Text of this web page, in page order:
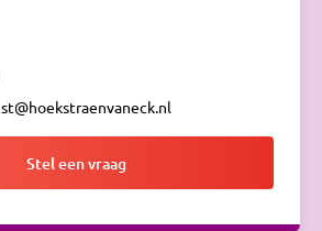
Stel een vraag